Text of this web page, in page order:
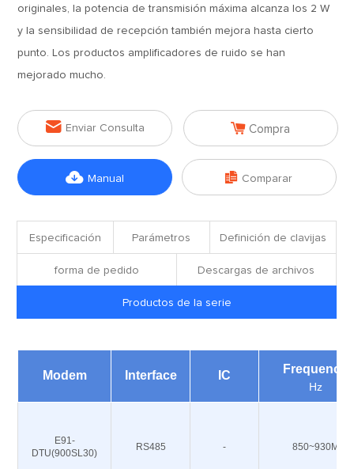
originales, la potencia de transmisión máxima alcanza los 2 W
y la sensibilidad de recepción también mejora hasta cierto
punto. Los productos amplificadores de ruido se han
mejorado mucho.
 Enviar Consulta  Compra
 Manual  Comparar
Especificación Parámetros Definición de clavijas
forma de pedido Descargas de archivos
Productos de la serie
Modem Interface IC Frequency
Hz
E91-
DTU(900SL30)
RS485 - 850~930M